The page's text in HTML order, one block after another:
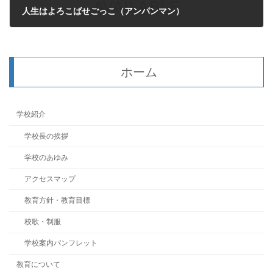
人生はよろこばせごっこ（アンパンマン）
ホーム
学校紹介
学校長の挨拶
学校のあゆみ
アクセスマップ
教育方針・教育目標
校歌・制服
学校案内パンフレット
教育について